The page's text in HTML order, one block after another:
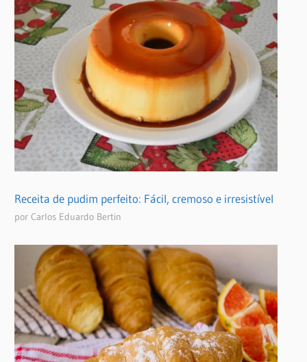
Receita de pudim perfeito: Fácil, cremoso e irresistível
por Carlos Eduardo Bertin